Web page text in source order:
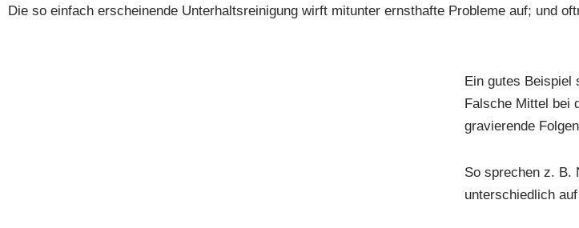
Die so einfach erscheinende Unterhaltsreinigung wirft mitunter ernsthafte Probleme auf; und
Ein gutes Beispiel
Falsche Mittel bei
gravierende
So sprechen z. B.
unterschiedlich